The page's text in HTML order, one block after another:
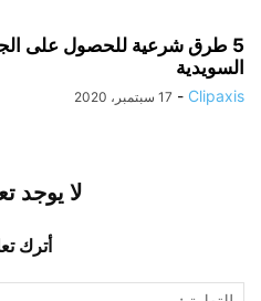
5 طرق شرعية للحصول على
السويدية
Clipaxis
- 17 سبتمبر، 2020
لا يوجد
أترك